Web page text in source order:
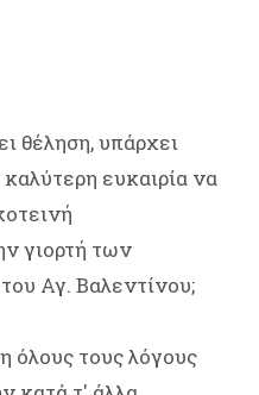
θέληση, υπάρχει
ευκαιρία να
γιορτή των
Αγ. Βαλεντίνου;
όλους τους λόγους